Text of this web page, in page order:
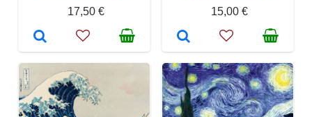
17,50 €
15,00 €